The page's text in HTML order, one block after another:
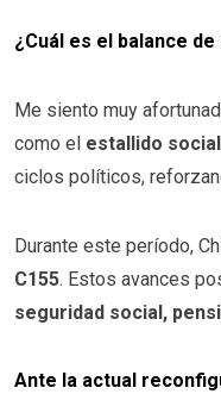
¿Cuál es el balance
Me siento muy
como el estallido social
ciclos políticos,
Durante este período,
C155. Estos avances
seguridad social,
Ante la actual